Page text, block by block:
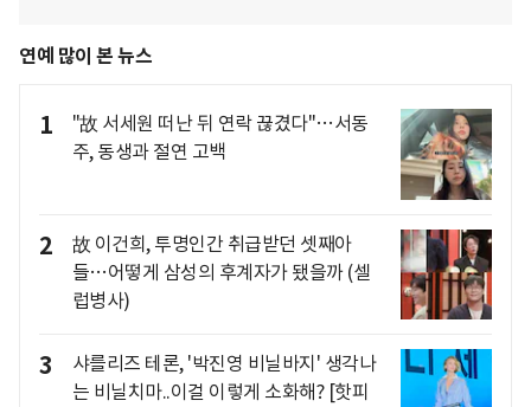
연예 많이 본 뉴스
1
"故 서세원 떠난 뒤 연락 끊겼다"…서동
주, 동생과 절연 고백
2
故 이건희, 투명인간 취급받던 셋째아
들…어떻게 삼성의 후계자가 됐을까 (셀
럽병사)
3
샤를리즈 테론, '박진영 비닐바지' 생각나
는 비닐치마..이걸 이렇게 소화해? [핫피